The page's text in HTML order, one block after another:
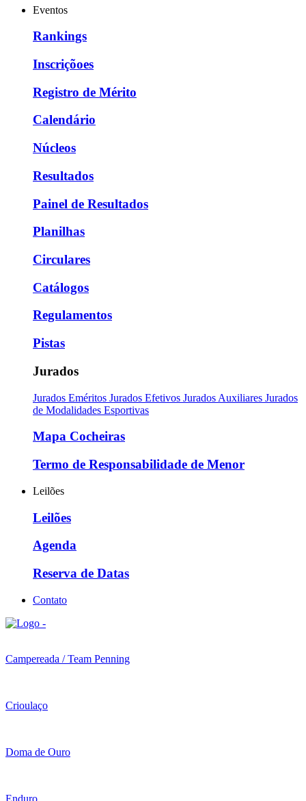
Eventos
Rankings
Inscriçõoes
Registro de Mérito
Calendário
Núcleos
Resultados
Painel de Resultados
Planilhas
Circulares
Catálogos
Regulamentos
Pistas
Jurados
Jurados Eméritos Jurados Efetivos Jurados Auxiliares Jurados
de Modalidades Esportivas
Mapa Cocheiras
Termo de Responsabilidade de Menor
Leilões
Leilões
Agenda
Reserva de Datas
Contato
Campereada / Team Penning
Crioulaço
Doma de Ouro
Enduro